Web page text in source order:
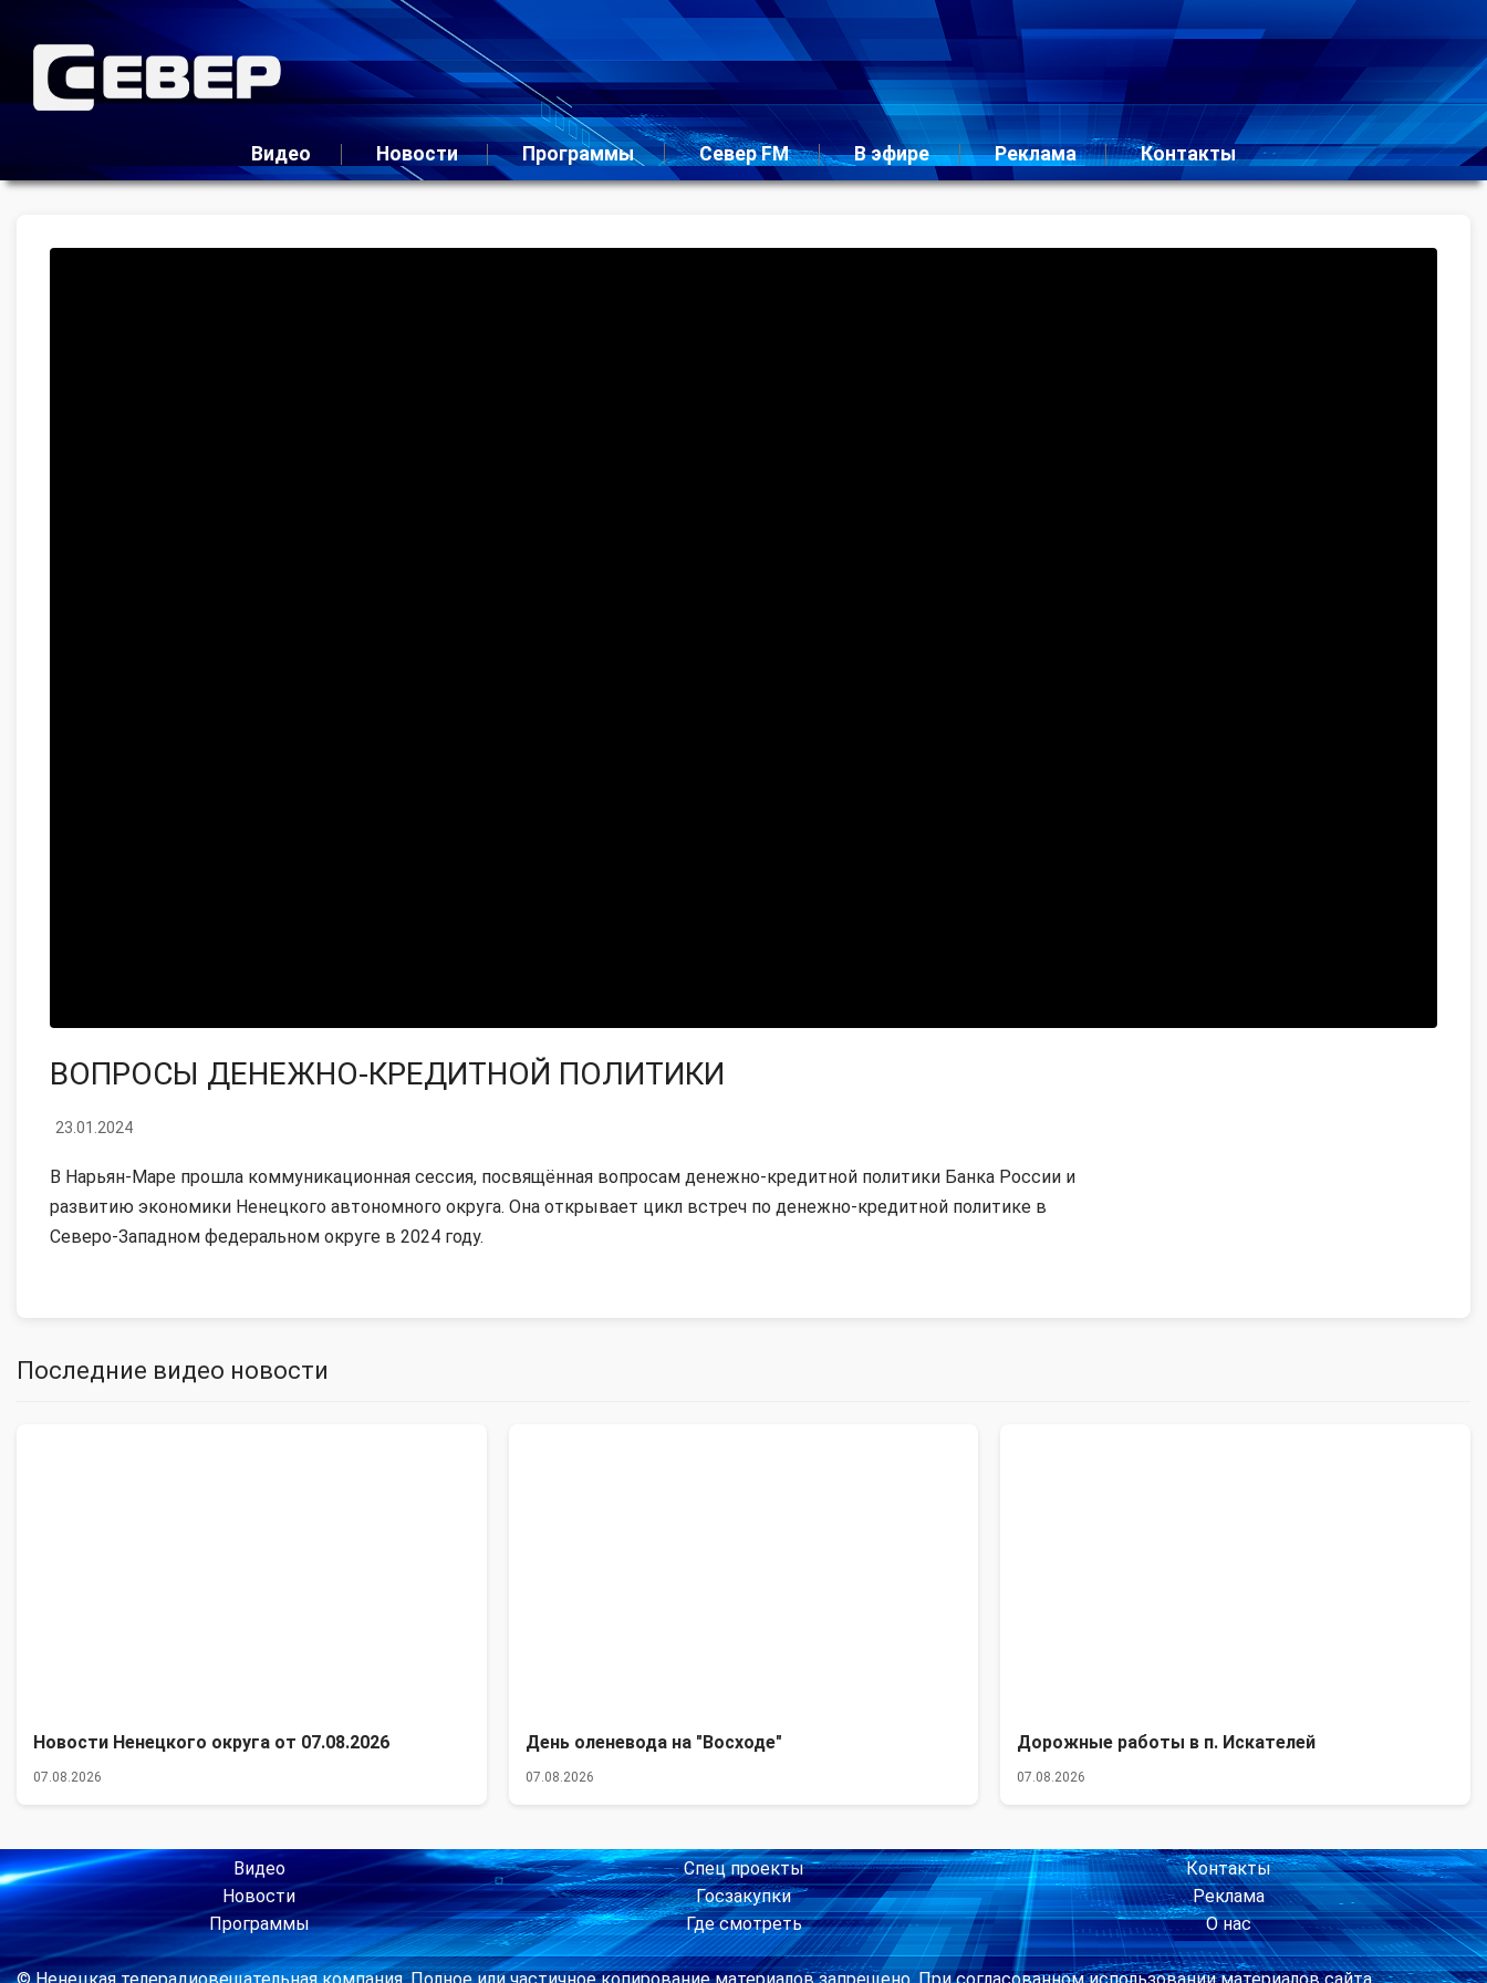
Видео Новости Программы Север FM В эфире Реклама Контакты
ВОПРОСЫ ДЕНЕЖНО-КРЕДИТНОЙ ПОЛИТИКИ
23.01.2024
В Нарьян-Маре прошла коммуникационная сессия, посвящённая вопросам денежно-кредитной политики Банка России и
развитию экономики Ненецкого автономного округа. Она открывает цикл встреч по денежно-кредитной политике в
Северо-Западном федеральном округе в 2024 году.
Последние видео новости
Новости Ненецкого округа от 07.08.2026
07.08.2026
День оленевода на "Восходе"
07.08.2026
Дорожные работы в п. Искателей
07.08.2026
Видео
Новости
Программы
Спец проекты
Госзакупки
Где смотреть
Контакты
Реклама
О нас